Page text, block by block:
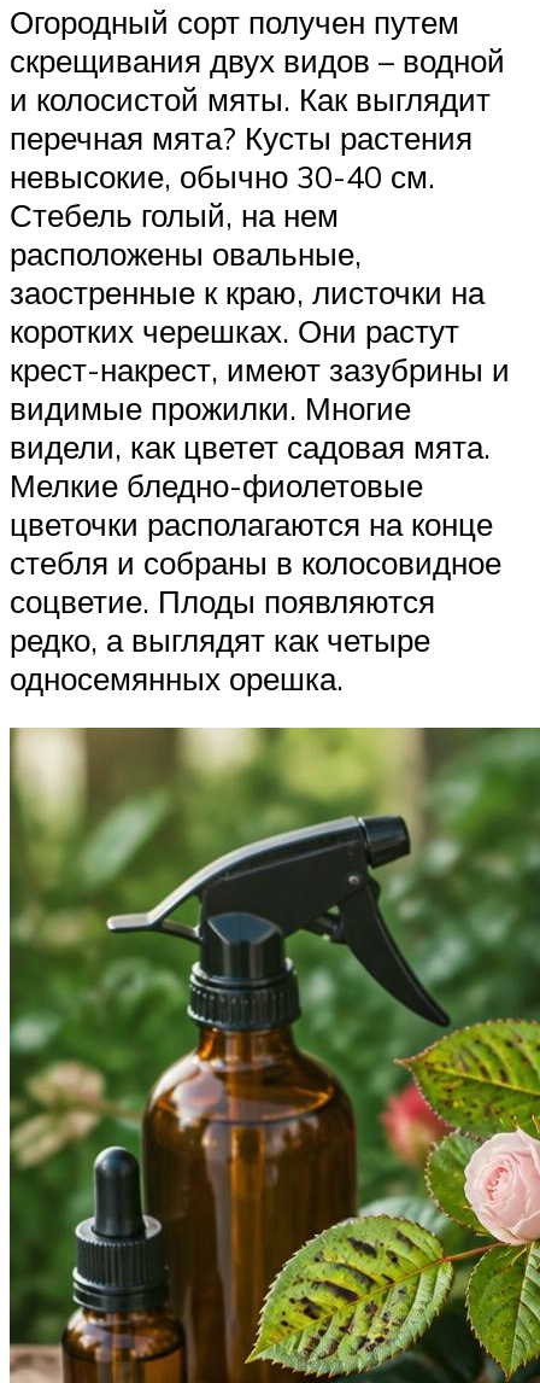
Огородный сорт получен путем
скрещивания двух видов – водной
и колосистой мяты. Как выглядит
перечная мята? Кусты растения
невысокие, обычно 30-40 см.
Стебель голый, на нем
расположены овальные,
заостренные к краю, листочки на
коротких черешках. Они растут
крест-накрест, имеют зазубрины и
видимые прожилки. Многие
видели, как цветет садовая мята.
Мелкие бледно-фиолетовые
цветочки располагаются на конце
стебля и собраны в колосовидное
соцветие. Плоды появляются
редко, а выглядят как четыре
односемянных орешка.